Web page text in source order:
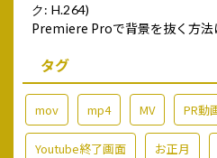
ク: H.264)
Premiere Proで背景を抜く方法
タグ
mov mp4 MV PR動
Youtube終了画面 お正月